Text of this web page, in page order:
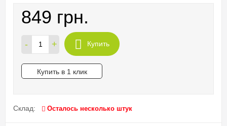
849 грн.
- + Купить
Купить в 1 клик
Склад: Осталось несколько штук